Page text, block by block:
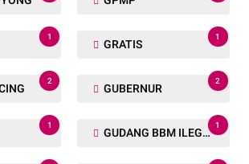
1
GRATIS
1
2
GUBERNUR
2
1
GUDANG BBM ILEGAL
1